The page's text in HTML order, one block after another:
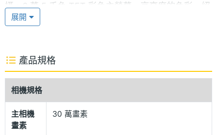
攝。6 萬 5 千色 TFT 彩色主螢幕，高亮度的色彩，絕
不失真。搭配 4 色 OLED 跑馬燈上螢幕，可在外螢幕
配「泛銀紅、湛藍銀」雙色的裝點，更發揮出
TELSON 7080 不凡的氣質。
展開
產品規格
相機規格
主相機
畫素
30 萬畫素